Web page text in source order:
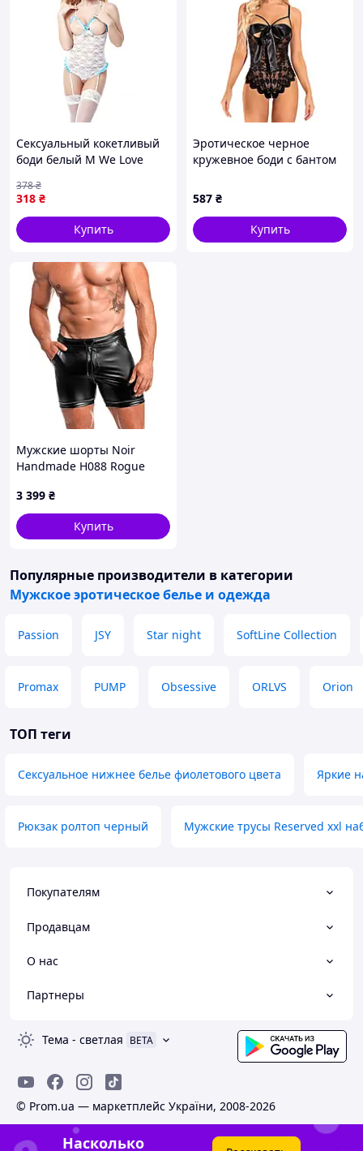
Сексуальный кокетливый
боди белый M We Love
318 ₴
378₴
Купить
Эротическое черное
кружевное боди с бантом
вырезом XL We Love
587 ₴
Купить
Мужские шорты Noir
Handmade H088 Rogue
3 399 ₴
Купить
Популярные производители в категории
Мужское эротическое белье и одежда
Passion JSY Star night SoftLine Collection
Promax PUMP Obsessive ORLVS Orion
ТОП теги
Сексуальное нижнее белье фиолетового цвета Яркие
Рюкзак ролтоп черный Мужские трусы Reserved xxl
Покупателям
Продавцам
О нас
Партнеры
Тема - светлая BETA
© Prom.ua — маркетплейс України, 2008-2026
Насколько